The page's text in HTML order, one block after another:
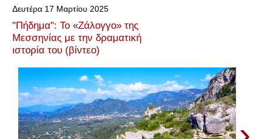
Δευτέρα 17 Μαρτίου 2025
"Πήδημα": Το «Ζάλογγο» της
Μεσσηνίας με την δραματική
ιστορία του (βίντεο)